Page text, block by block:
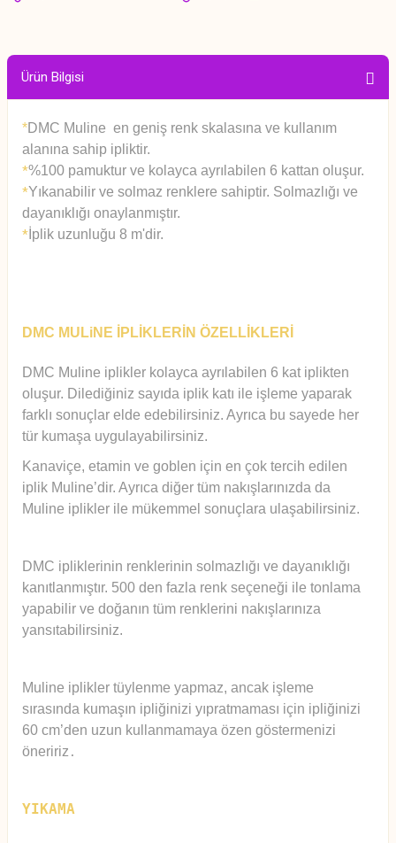
Ürün Bilgisi
*DMC Muline en geniş renk skalasına ve kullanım
alanına sahip ipliktir.
*%100 pamuktur ve kolayca ayrılabilen 6 kattan oluşur.
*Yıkanabilir ve solmaz renklere sahiptir. Solmazlığı ve
dayanıklığı onaylanmıştır.
* İplik uzunluğu 8 m'dir.
DMC MULiNE İPLİKLERİN ÖZELLİKLERİ
DMC Muline iplikler kolayca ayrılabilen 6 kat iplikten
oluşur. Dilediğiniz sayıda iplik katı ile işleme yaparak
farklı sonuçlar elde edebilirsiniz. Ayrıca bu sayede her
tür kumaşa uygulayabilirsiniz.
Kanaviçe, etamin ve goblen için en çok tercih edilen
iplik Muline’dir. Ayrıca diğer tüm nakışlarınızda da
Muline iplikler ile mükemmel sonuçlara ulaşabilirsiniz.
DMC ipliklerinin renklerinin solmazlığı ve dayanıklığı
kanıtlanmıştır. 500 den fazla renk seçeneği ile tonlama
yapabilir ve doğanın tüm renklerini nakışlarınıza
yansıtabilirsiniz.
Muline iplikler tüylenme yapmaz, ancak işleme
sırasında kumaşın ipliğinizi yıpratmaması için ipliğinizi
60 cm’den uzun kullanmamaya özen göstermenizi
öneririz .
YIKAMA